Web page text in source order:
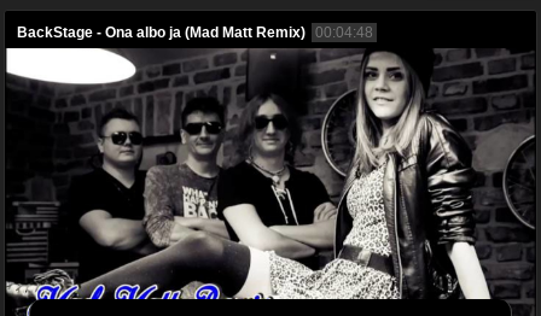
BackStage - Ona albo ja (Mad Matt Remix) 00:04:48